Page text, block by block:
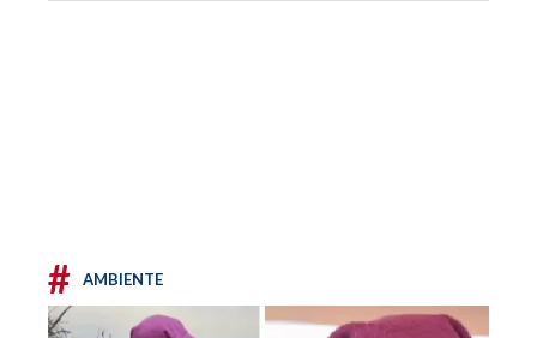
# AMBIENTE